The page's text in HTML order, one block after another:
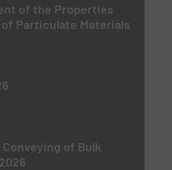
of the Properties
Particulate Materials
of Bulk